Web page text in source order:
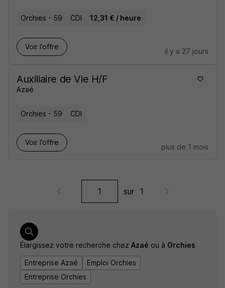
Orchies - 59 CDI 12,31 € / heure
Voir l’offre
il y a 27 jours
Auxiliaire de Vie H/F
Azaé
Orchies - 59 CDI
Voir l’offre
plus de 1 mois
sur 1
Élargissez votre recherche chez Azaé ou à Orchies
Entreprise Azaé
Emploi Orchies
Entreprise Orchies